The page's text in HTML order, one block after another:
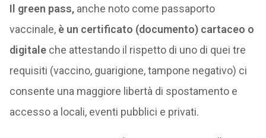
Il green pass,anche noto come passaporto
vaccinale,è un certificato (documento) cartaceo o
digitaleche attestando il rispetto di uno di quei tre
requisiti (vaccino, guarigione, tampone negativo) ci
consente una maggiore libertà di spostamento e
accesso a locali, eventi pubblici e privati.